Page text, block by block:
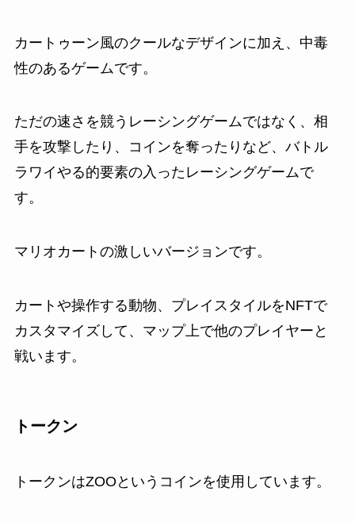
カートゥーン風のクールなデザインに加え、中毒
性のあるゲームです。
ただの速さを競うレーシングゲームではなく、相
手を攻撃したり、コインを奪ったりなど、バトル
ラワイやる的要素の入ったレーシングゲームで
す。
マリオカートの激しいバージョンです。
カートや操作する動物、プレイスタイルをNFTで
カスタマイズして、マップ上で他のプレイヤーと
戦います。
トークン
トークンはZOOというコインを使用しています。